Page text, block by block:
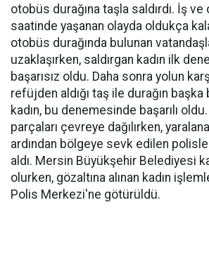
otobüs durağına taşla saldırdı. İş ve
saatinde yaşanan olayda oldukça
otobüs durağında bulunan
uzaklaşırken, saldırgan kadın ilk
başarısız oldu. Daha sonra yolun
refüjden aldığı taş ile durağın başka
kadın, bu denemesinde başarılı oldu.
parçaları çevreye dağılırken,
ardından bölgeye sevk edilen
aldı. Mersin Büyükşehir Belediyesi
olurken, gözaltına alınan kadın
Polis Merkezi'ne götürüldü.